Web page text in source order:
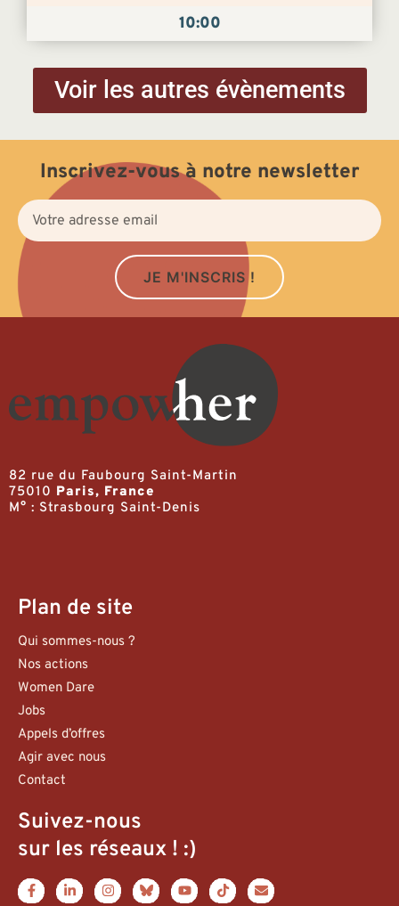
10:00
Voir les autres évènements
Inscrivez-vous à notre newsletter
JE M'INSCRIS !
82 rue du Faubourg Saint-Martin
75010 Paris, France
M° : Strasbourg Saint-Denis
Plan de site
Qui sommes-nous ?
Nos actions
Women Dare
Jobs
Appels d’offres
Agir avec nous
Contact
Suivez-nous
sur les réseaux ! :)